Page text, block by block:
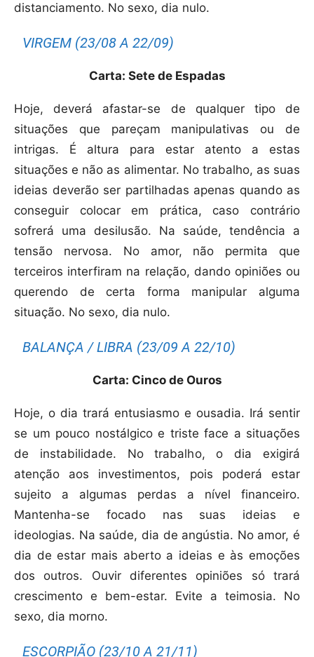
distanciamento. No sexo, dia nulo.
VIRGEM (23/08 A 22/09)
Carta: Sete de Espadas
Hoje, deverá afastar-se de qualquer tipo de
situações que pareçam manipulativas ou de
intrigas. É altura para estar atento a estas
situações e não as alimentar. No trabalho, as suas
ideias deverão ser partilhadas apenas quando as
conseguir colocar em prática, caso contrário
sofrerá uma desilusão. Na saúde, tendência a
tensão nervosa. No amor, não permita que
terceiros interfiram na relação, dando opiniões ou
querendo de certa forma manipular alguma
situação. No sexo, dia nulo.
BALANÇA / LIBRA (23/09 A 22/10)
Carta: Cinco de Ouros
Hoje, o dia trará entusiasmo e ousadia. Irá sentir
se um pouco nostálgico e triste face a situações
de instabilidade. No trabalho, o dia exigirá
atenção aos investimentos, pois poderá estar
sujeito a algumas perdas a nível financeiro.
Mantenha-se focado nas suas ideias e
ideologias. Na saúde, dia de angústia. No amor, é
dia de estar mais aberto a ideias e às emoções
dos outros. Ouvir diferentes opiniões só trará
crescimento e bem-estar. Evite a teimosia. No
sexo, dia morno.
ESCORPIÃO (23/10 A 21/11)